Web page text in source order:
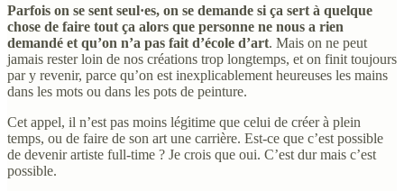
Parfois on se sent seul·es, on se demande si ça sert à quelque
chose de faire tout ça alors que personne ne nous a rien
demandé et qu’on n’a pas fait d’école d’art. Mais on ne peut
jamais rester loin de nos créations trop longtemps, et on finit toujours
par y revenir, parce qu’on est inexplicablement heureuses les mains
dans les mots ou dans les pots de peinture.
Cet appel, il n’est pas moins légitime que celui de créer à plein
temps, ou de faire de son art une carrière. Est-ce que c’est possible
de devenir artiste full-time ? Je crois que oui. C’est dur mais c’est
possible.